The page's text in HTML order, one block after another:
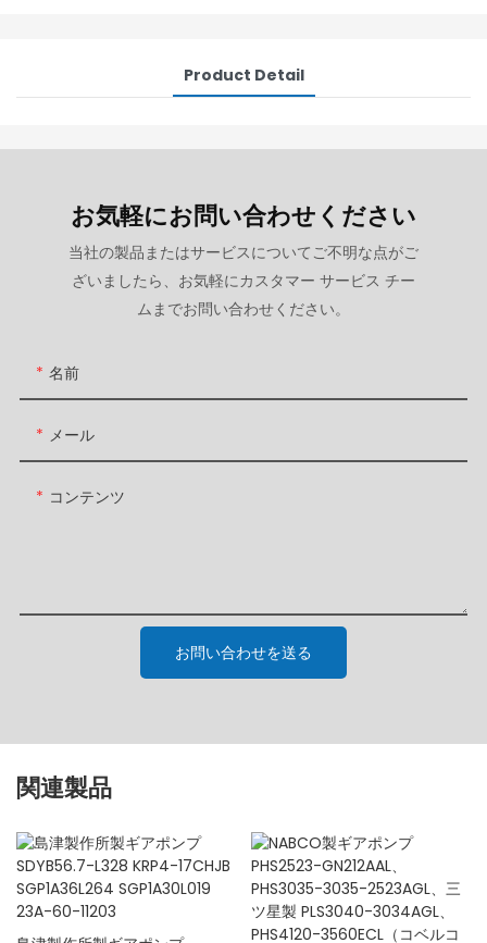
Product Detail
お気軽にお問い合わせください
当社の製品またはサービスについてご不明な点がご
ざいましたら、お気軽にカスタマー サービス チー
ムまでお問い合わせください。
名前
メール
コンテンツ
お問い合わせを送る
関連製品